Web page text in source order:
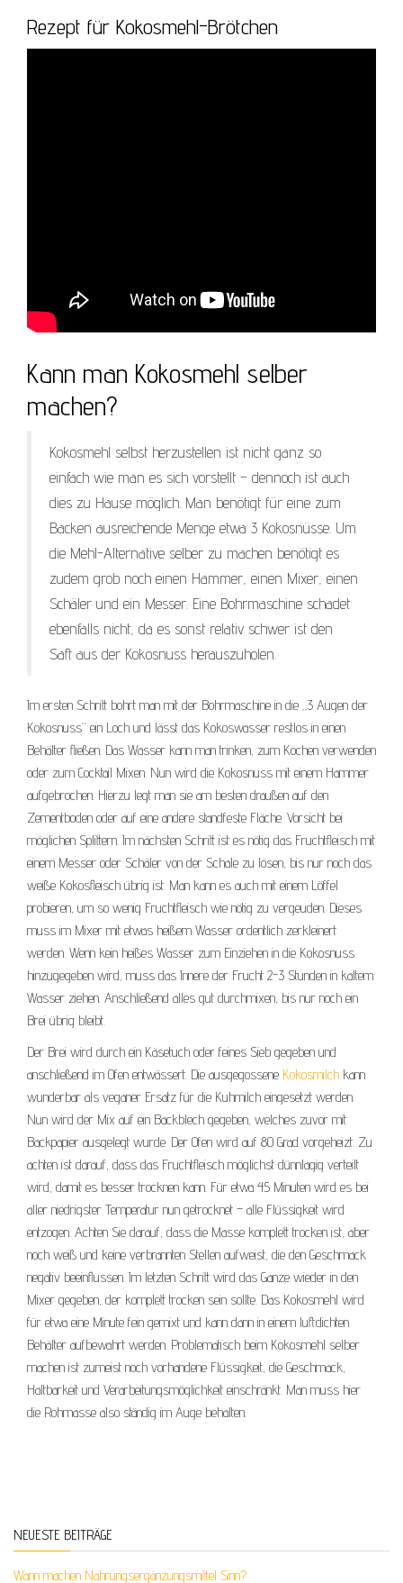
Rezept für Kokosmehl-Brötchen
Kann man Kokosmehl selber
machen?
Kokosmehl selbst herzustellen ist nicht ganz so
einfach wie man es sich vorstellt – dennoch ist auch
dies zu Hause möglich. Man benötigt für eine zum
Backen ausreichende Menge etwa 3 Kokosnüsse. Um
die Mehl-Alternative selber zu machen benötigt es
zudem grob noch einen Hammer, einen Mixer, einen
Schäler und ein Messer. Eine Bohrmaschine schadet
ebenfalls nicht, da es sonst relativ schwer ist den
Saft aus der Kokosnuss herauszuholen.
Im ersten Schritt bohrt man mit der Bohrmaschine in die „3 Augen der
Kokosnuss“ ein Loch und lässt das Kokoswasser restlos in einen
Behälter fließen. Das Wasser kann man trinken, zum Kochen verwenden
oder zum Cocktail Mixen. Nun wird die Kokosnuss mit einem Hammer
aufgebrochen. Hierzu legt man sie am besten draußen auf den
Zementboden oder auf eine andere standfeste Fläche. Vorsicht bei
möglichen Splittern. Im nächsten Schritt ist es nötig das Fruchtfleisch mit
einem Messer oder Schäler von der Schale zu lösen, bis nur noch das
weiße Kokosfleisch übrig ist. Man kann es auch mit einem Löffel
probieren, um so wenig Fruchtfleisch wie nötig zu vergeuden. Dieses
muss im Mixer mit etwas heißem Wasser ordentlich zerkleinert
werden. Wenn kein heißes Wasser zum Einziehen in die Kokosnuss
hinzugegeben wird, muss das Innere der Frucht 2-3 Stunden in kaltem
Wasser ziehen. Anschließend alles gut durchmixen, bis nur noch ein
Brei übrig bleibt.
Der Brei wird durch ein Käsetuch oder feines Sieb gegeben und
anschließend im Ofen entwässert. Die ausgegossene Kokosmilch kann
wunderbar als veganer Ersatz für die Kuhmilch eingesetzt werden.
Nun wird der Mix auf ein Backblech gegeben, welches zuvor mit
Backpapier ausgelegt wurde. Der Ofen wird auf 80 Grad vorgeheizt. Zu
achten ist darauf, dass das Fruchtfleisch möglichst dünnlagig verteilt
wird, damit es besser trocknen kann. Für etwa 45 Minuten wird es bei
aller niedrigster Temperatur nun getrocknet – alle Flüssigkeit wird
entzogen. Achten Sie darauf, dass die Masse komplett trocken ist, aber
noch weiß und keine verbrannten Stellen aufweist, die den Geschmack
negativ beeinflussen. Im letzten Schritt wird das Ganze wieder in den
Mixer gegeben, der komplett trocken sein sollte. Das Kokosmehl wird
für etwa eine Minute fein gemixt und kann dann in einem luftdichten
Behälter aufbewahrt werden. Problematisch beim Kokosmehl selber
machen ist zumeist noch vorhandene Flüssigkeit, die Geschmack,
Haltbarkeit und Verarbeitungsmöglichkeit einschränkt. Man muss hier
die Rohmasse also ständig im Auge behalten.
NEUESTE BEITRÄGE
Wann machen Nahrungsergänzungsmittel Sinn?